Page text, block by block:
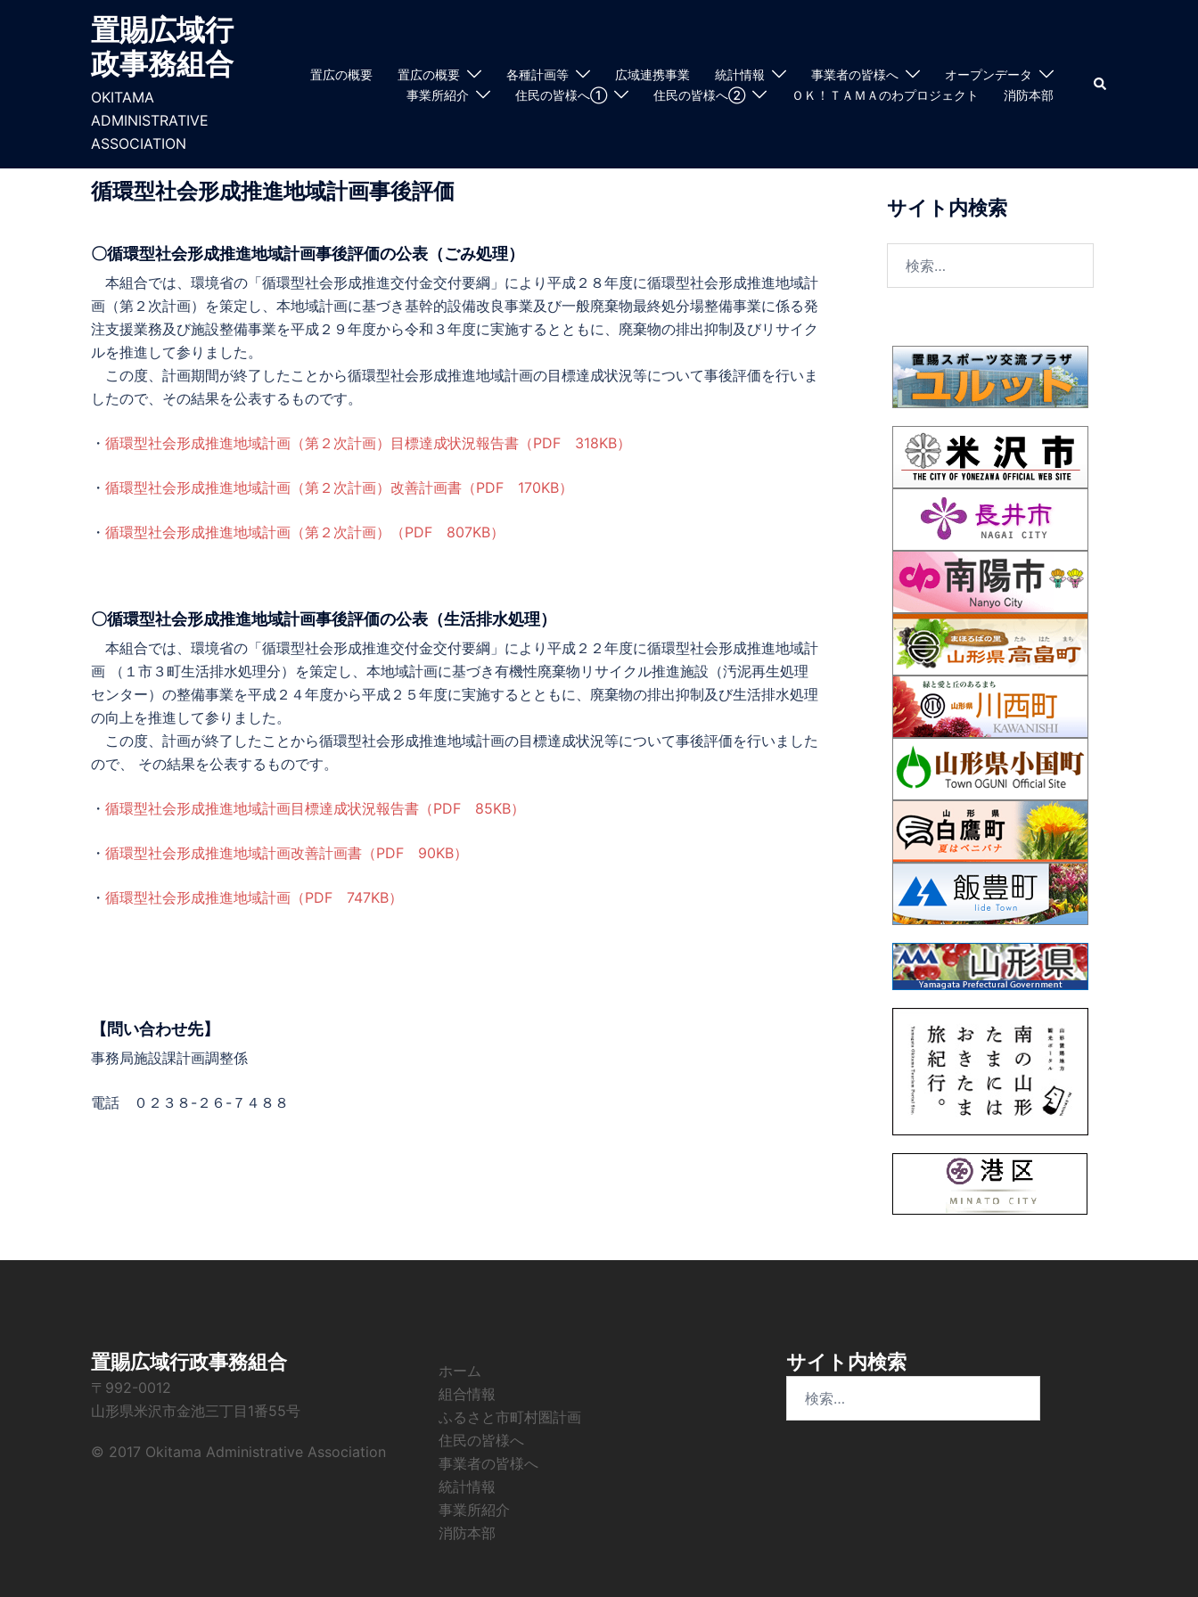
キ
置賜広域行
政事務組合
OKITAMA
ADMINISTRATIVE
ASSOCIATION
置広の概要 置広の概要 各種計画等 広域連携事業 統計情報 事業者の皆様へ
オープンデータ
事業所紹介
住民の皆様へ① 住民の皆様へ② ＯＫ！ＴＡＭＡのわプロジェクト 消防本部
検
索
循環型社会形成推進地域計画事後評価
〇循環型社会形成推進地域計画事後評価の公表（ごみ処理）
本組合では、環境省の「循環型社会形成推進交付金交付要綱」により平成２８年度に循環型社会形成推進地域計
画（第２次計画）を策定し、本地域計画に基づき基幹的設備改良事業及び一般廃棄物最終処分場整備事業に係る発
注支援業務及び施設整備事業を平成２９年度から令和３年度に実施するとともに、廃棄物の排出抑制及びリサイク
ルを推進して参りました。
この度、計画期間が終了したことから循環型社会形成推進地域計画の目標達成状況等について事後評価を行いま
したので、その結果を公表するものです。
・ 循環型社会形成推進地域計画（第２次計画）目標達成状況報告書（PDF 318KB）
・ 循環型社会形成推進地域計画（第２次計画）改善計画書（PDF 170KB）
・ 循環型社会形成推進地域計画（第２次計画）（PDF 807KB）
〇循環型社会形成推進地域計画事後評価の公表（生活排水処理）
本組合では、環境省の「循環型社会形成推進交付金交付要綱」により平成２２年度に循環型社会形成推進地域計
画 （１市３町生活排水処理分）を策定し、本地域計画に基づき有機性廃棄物リサイクル推進施設（汚泥再生処理
センター）の整備事業を平成２４年度から平成２５年度に実施するとともに、廃棄物の排出抑制及び生活排水処理
の向上を推進して参りました。
この度、計画が終了したことから循環型社会形成推進地域計画の目標達成状況等について事後評価を行いました
ので、 その結果を公表するものです。
・ 循環型社会形成推進地域計画目標達成状況報告書（PDF 85KB）
・ 循環型社会形成推進地域計画改善計画書（PDF 90KB）
・ 循環型社会形成推進地域計画（PDF 747KB）
【問い合わせ先】
事務局施設課計画調整係
電話 ０２３８-２６-７４８８
サイト内検索
置賜広域行政事務組合
〒992-0012
山形県米沢市金池三丁目1番55号
© 2017 Okitama Administrative Association
ホーム
組合情報
ふるさと市町村圏計画
住民の皆様へ
事業者の皆様へ
統計情報
事業所紹介
消防本部
サイト内検索